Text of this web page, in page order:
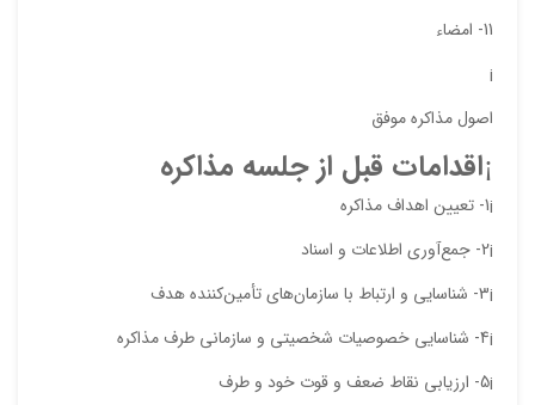
11- امضاء
¡
اصول مذاکره موفق
¡اقدامات قبل از جلسه مذاكره
¡1- تعيين اهداف مذاكره
¡2- جمع‌آوري اطلاعات و اسناد
¡3- شناسايي و ارتباط با سازمان‌هاي تأمين‌كننده هدف
¡4- شناسايي خصوصيات شخصيتي و سازماني طرف مذاكره
¡5- ارزيابي نقاط ضعف و قوت خود و طرف